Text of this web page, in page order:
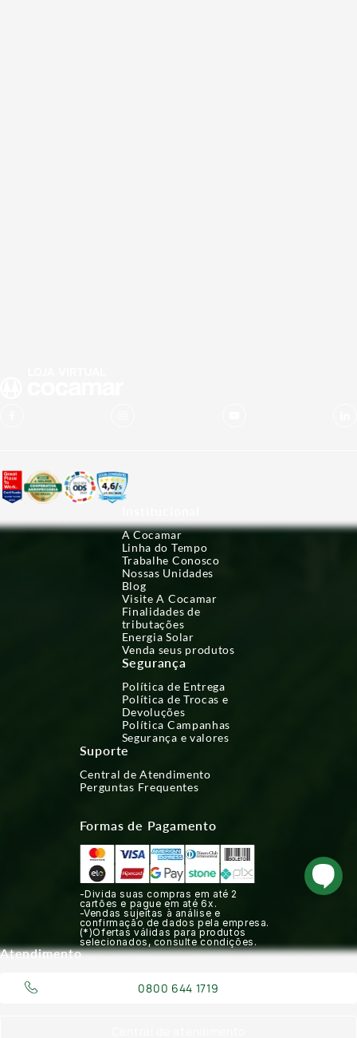
A Cocamar
Linha do Tempo
Trabalhe Conosco
Nossas Unidades
Blog
Visite A Cocamar
Finalidades de
tributações
Energia Solar
Venda seus produtos
Segurança
Política de Entrega
Política de Trocas e
Devoluções
Política Campanhas
Segurança e valores
Suporte
Central de Atendimento
Perguntas Frequentes
Formas de Pagamento
-Divida suas compras em até 2
cartões e pague em até 6x.
-Vendas sujeitas à análise e
confirmação de dados pela empresa.
(*)Ofertas válidas para produtos
selecionados, consulte condições.
Atendimento
0800 644 1719